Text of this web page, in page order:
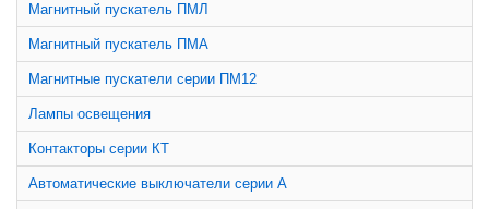
Магнитный пускатель ПМЛ
Магнитный пускатель ПМА
Магнитные пускатели серии ПМ12
Лампы освещения
Контакторы серии КТ
Автоматические выключатели серии А